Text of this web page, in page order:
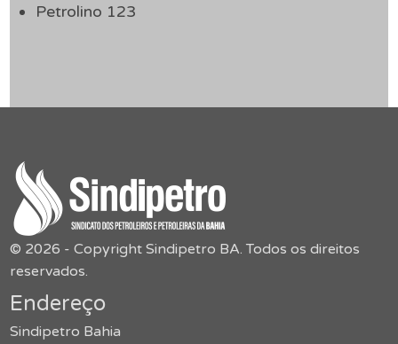
Petrolino 123
© 2026 - Copyright Sindipetro BA. Todos os direitos
reservados.
Endereço
Sindipetro Bahia